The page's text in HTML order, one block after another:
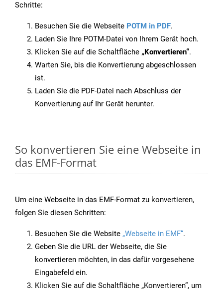
Schritte:
Besuchen Sie die Webseite POTM in PDF.
Laden Sie Ihre POTM-Datei von Ihrem Gerät hoch.
Klicken Sie auf die Schaltfläche „Konvertieren“.
Warten Sie, bis die Konvertierung abgeschlossen
ist.
Laden Sie die PDF-Datei nach Abschluss der
Konvertierung auf Ihr Gerät herunter.
So konvertieren Sie eine Webseite in
das EMF-Format
Um eine Webseite in das EMF-Format zu konvertieren,
folgen Sie diesen Schritten:
Besuchen Sie die Website „Webseite in EMF“.
Geben Sie die URL der Webseite, die Sie
konvertieren möchten, in das dafür vorgesehene
Eingabefeld ein.
Klicken Sie auf die Schaltfläche „Konvertieren“, um